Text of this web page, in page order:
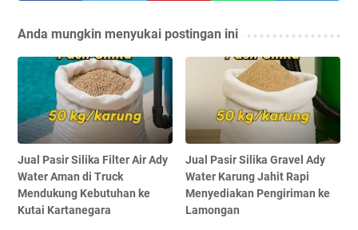
Anda mungkin menyukai postingan ini
Jual Pasir Silika Filter Air Ady
Water Aman di Truck
Mendukung Kebutuhan ke
Kutai Kartanegara
Jual Pasir Silika Gravel Ady
Water Karung Jahit Rapi
Menyediakan Pengiriman ke
Lamongan